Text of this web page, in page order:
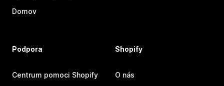
Domov
Podpora
Centrum pomoci Shopify
Shopify
O nás